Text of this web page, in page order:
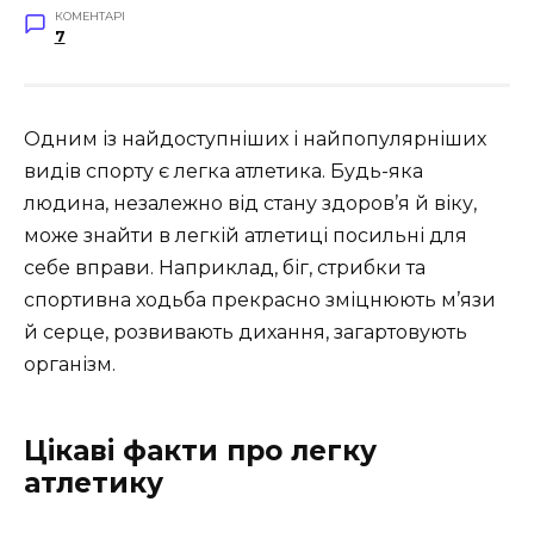
КОМЕНТАРІ
7
Одним із найдоступніших і найпопулярніших
видів спорту є легка атлетика. Будь-яка
людина, незалежно від стану здоров’я й віку,
може знайти в легкій атлетиці посильні для
себе вправи. Наприклад, біг, стрибки та
спортивна ходьба прекрасно зміцнюють м’язи
й серце, розвивають дихання, загартовують
організм.
Цікаві факти про легку
атлетику